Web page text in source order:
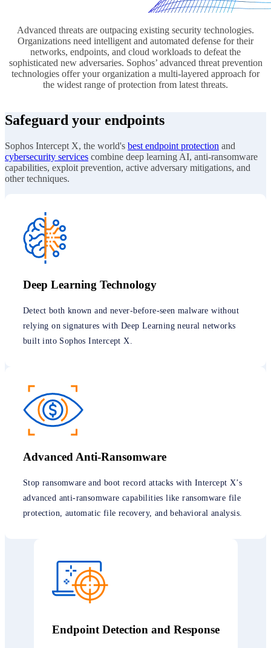
Advanced threats are outpacing existing security technologies.
Organizations need intelligent and automated defense for their
networks, endpoints, and cloud workloads to defeat the
sophisticated new adversaries. Sophos’ advanced threat prevention
technologies offer your organization a multi-layered approach for
the widest range of protection from latest threats.
Safeguard your endpoints
Sophos Intercept X, the world's best endpoint protection and
cybersecurity services combine deep learning AI, anti-ransomware
capabilities, exploit prevention, active adversary mitigations, and
other techniques.
Deep Learning Technology
Detect both known and never-before-seen malware without
relying on signatures with Deep Learning neural networks
built into Sophos Intercept X.
Advanced Anti-Ransomware
Stop ransomware and boot record attacks with Intercept X’s
advanced anti-ransomware capabilities like ransomware file
protection, automatic file recovery, and behavioral analysis.
Endpoint Detection and Response